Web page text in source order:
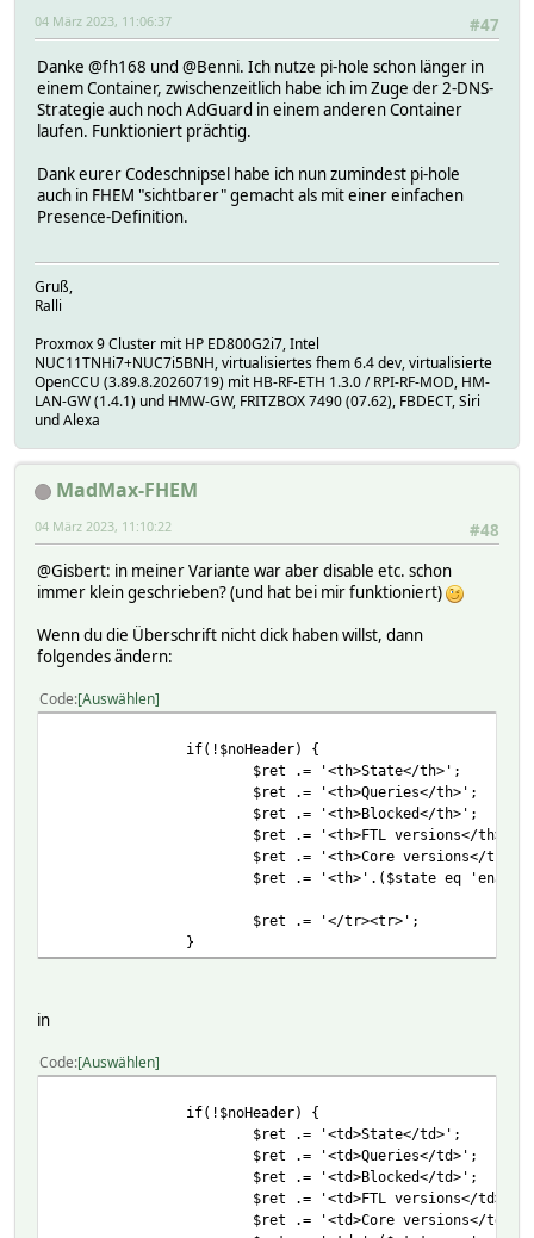
$ret .= '<td><center>'.$imgQueries.'
$ret .= '<td><center>'.$cmd.'</center></td>';
$ret .= '</tr></table>';
return $ret;
#47
04 März 2023, 11:06:37
Danke @fh168 und @Benni. Ich nutze pi-hole schon länger in
einem Container, zwischenzeitlich habe ich im Zuge der 2-DNS-
Strategie auch noch AdGuard in einem anderen Container
laufen. Funktioniert prächtig.
Dank eurer Codeschnipsel habe ich nun zumindest pi-hole
auch in FHEM "sichtbarer" gemacht als mit einer einfachen
Presence-Definition.
Gruß,
Ralli
Proxmox 9 Cluster mit HP ED800G2i7, Intel
NUC11TNHi7+NUC7i5BNH, virtualisiertes fhem 6.4 dev, virtualisierte
OpenCCU (3.89.8.20260719) mit HB-RF-ETH 1.3.0 / RPI-RF-MOD, HM-
LAN-GW (1.4.1) und HMW-GW, FRITZBOX 7490 (07.62), FBDECT, Siri
und Alexa
MadMax-FHEM
#48
04 März 2023, 11:10:22
@Gisbert: in meiner Variante war aber disable etc. schon
immer klein geschrieben? (und hat bei mir funktioniert)
Wenn du die Überschrift nicht dick haben willst, dann
folgendes ändern:
Code Auswählen
if(!$noHeader) {
$ret .= '<th>State</th>';
$ret .= '<th>Queries</th>';
$ret .= '<th>Blocked</th>';
$ret .= '<th>FTL versions</th>';
$ret .= '<th>Core versions</th>';
$ret .= '<th>'.($state eq
$ret .= '</tr><tr>';
}
in
Code Auswählen
if(!$noHeader) {
$ret .= '<td>State</td>';
$ret .= '<td>Queries</td>';
$ret .= '<td>Blocked</td>';
$ret .= '<td>FTL versions</td>';
$ret .= '<td>Core versions</td>';